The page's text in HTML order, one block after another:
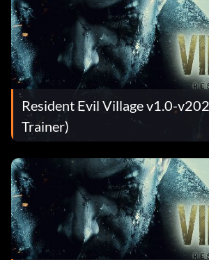
Resident Evil Village v1.0-
Trainer)